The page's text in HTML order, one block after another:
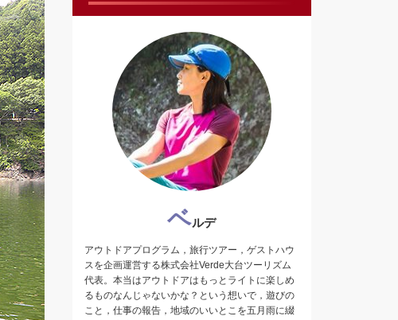
ベルデ
アウトドアプログラム，旅行ツアー，ゲストハウ
スを企画運営する株式会社Verde大台ツーリズム
代表。本当はアウトドアはもっとライトに楽しめ
るものなんじゃないかな？という想いで，遊びの
こと，仕事の報告，地域のいいとこを五月雨に綴